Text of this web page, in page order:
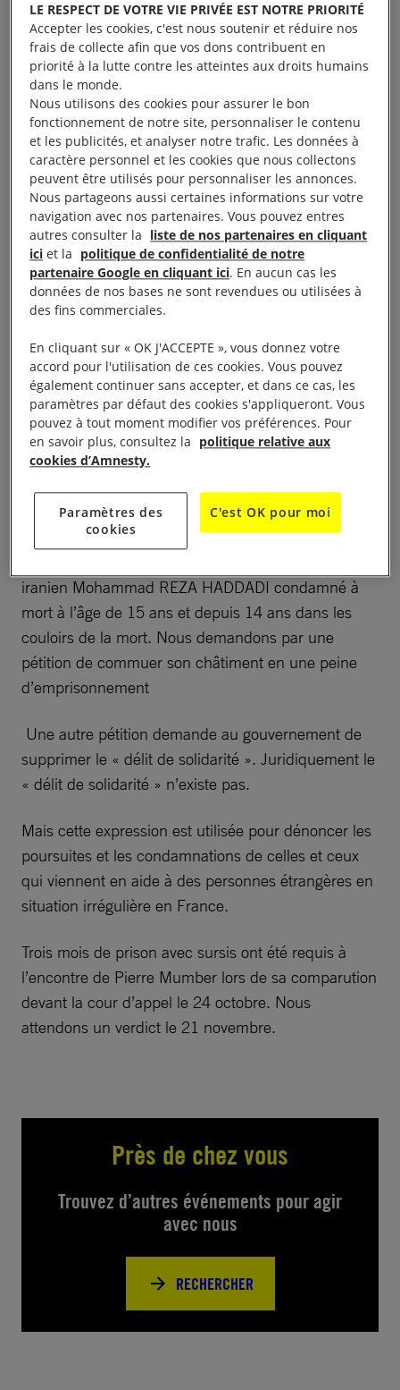
Le groupe Amnesty de Niort organise son «
Exposition Vente Annuelle » les samedi 23 et
dimanche 24 novembre 2019 de 10 heures à 19
heures à l’Hôtel de Ville de Niort. Entrée libre.
Vingt artisans sont présents : Bijoux, chocolats,
peintures, livres, objets en cuir, calligraphie, poterie,
photos, doudous, jouets, vêtements, huiles
essentielles …etc. Chaque artisan reverse 20% du
produit de sa vente à Amnesty International.
Cette année il y aura une exposition sur le 30ième
anniversaire de la convention des droits de l’enfant.
Nous proposerons des jeux éducatifs pour petits et
grands sur les droits de l’enfant avec des cadeaux à
la clé.
iranien Mohammad REZA HADDADI condamné à
mort à l’âge de 15 ans et depuis 14 ans dans les
couloirs de la mort. Nous demandons par une
pétition de commuer son châtiment en une peine
d’emprisonnement
Une autre pétition demande au gouvernement de
supprimer le « délit de solidarité ». Juridiquement le
« délit de solidarité » n’existe pas.
Mais cette expression est utilisée pour dénoncer les
poursuites et les condamnations de celles et ceux
qui viennent en aide à des personnes étrangères en
situation irrégulière en France.
Trois mois de prison avec sursis ont été requis à
l’encontre de Pierre Mumber lors de sa comparution
devant la cour d’appel le 24 octobre. Nous
attendons un verdict le 21 novembre.
Près de chez vous
Trouvez d’autres événements pour agir
avec nous
RECHERCHER
LE RESPECT DE VOTRE VIE PRIVÉE EST NOTRE PRIORITÉ
Accepter les cookies, c'est nous soutenir et réduire nos
frais de collecte afin que vos dons contribuent en
priorité à la lutte contre les atteintes aux droits humains
dans le monde.
Nous utilisons des cookies pour assurer le bon
fonctionnement de notre site, personnaliser le contenu
et les publicités, et analyser notre trafic. Les données à
caractère personnel et les cookies que nous collectons
peuvent être utilisés pour personnaliser les annonces.
Nous partageons aussi certaines informations sur votre
navigation avec nos partenaires. Vous pouvez entres
autres consulter la liste de nos partenaires en cliquant
ici et la politique de confidentialité de notre
partenaire Google en cliquant ici. En aucun cas les
données de nos bases ne sont revendues ou utilisées à
des fins commerciales.
En cliquant sur « OK J'ACCEPTE », vous donnez votre
accord pour l'utilisation de ces cookies. Vous pouvez
également continuer sans accepter, et dans ce cas, les
paramètres par défaut des cookies s'appliqueront. Vous
pouvez à tout moment modifier vos préférences. Pour
en savoir plus, consultez la politique relative aux
cookies d’Amnesty.
Paramètres des
cookies
C'est OK pour moi